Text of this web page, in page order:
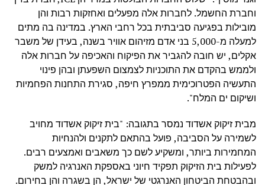
וחברת החשמל. לחברות אלה מפעלים ואחזקות רבות והן
מובילות בפגיעה סביבתית בכל רחבי הארץ. במדינה בה מתים
למעלה מ-5,000 בני אדם מזיהום אוויר בשנה, בעידן של משבר
אקלים, יש חובה להגביר את הפיקוח והאכיפה על חברות אלה
ולממש בהקדם את התוכניות לצמצום השפעתן ובהן פינוי
התעשיה הפטרוכימית ממפרץ חיפה, סגירת התחנות הפחמיות
ושיקום ים המלח".
מבית זיקוק אשדוד נמסר בתגובה: "בית זיקוק אשדוד מחויב
לשמירה על הסביבה, פועל בהתאם לתקנים ולהנחיות
המחמירות ביותר, ומשקיע לשם כך משאבים ואמצעים רבים.
לפעילות בית הזיקוק תפקיד חיוני באספקת האנרגיה למשק
ובהבטחת הביטחון האנרגטי של ישראל, הן בשגרה והן בחירום.